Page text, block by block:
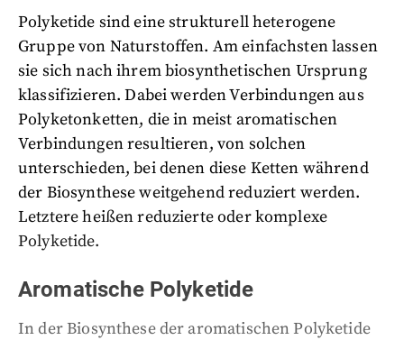
Polyketide sind eine strukturell heterogene
Gruppe von Naturstoffen. Am einfachsten lassen
sie sich nach ihrem biosynthetischen Ursprung
klassifizieren. Dabei werden Verbindungen aus
Polyketonketten, die in meist aromatischen
Verbindungen resultieren, von solchen
unterschieden, bei denen diese Ketten während
der Biosynthese weitgehend reduziert werden.
Letztere heißen reduzierte oder komplexe
Polyketide.
Aromatische Polyketide
In der Biosynthese der aromatischen Polyketide